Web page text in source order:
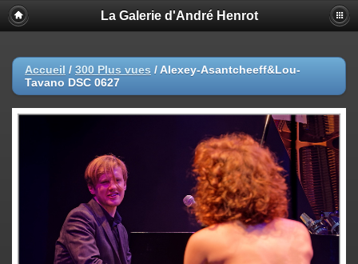
La Galerie d'André Henrot
Accueil / 300 Plus vues / Alexey-Asantcheeff&Lou-
Tavano DSC 0627